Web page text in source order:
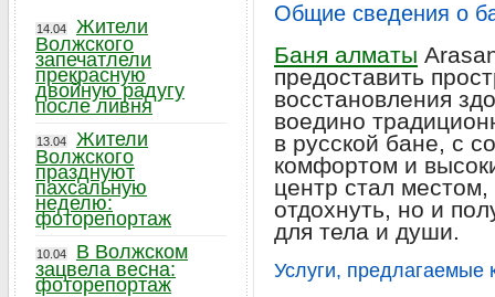
Общие сведения о
Баня алматы
предоставить
восстановления
воедино
в русской бане, с
комфортом и
центр стал
отдохнуть, но и
для тела и души.
Услуги, предлагаемые
14.04
Жители
Волжского
запечатлели
прекрасную
двойную радугу
после ливня
13.04
Жители
Волжского
празднуют
пахсальную
неделю:
фоторепортаж
10.04
В Волжском
зацвела весна:
фоторепортаж